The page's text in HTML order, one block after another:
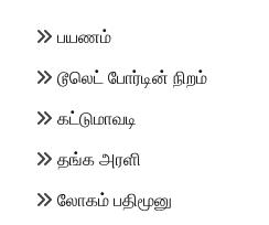
பயணம்
டூலெட் போர்டின் நிறம்
கட்டுமாவடி
தங்க அரளி
லோகம் பதிமூனு